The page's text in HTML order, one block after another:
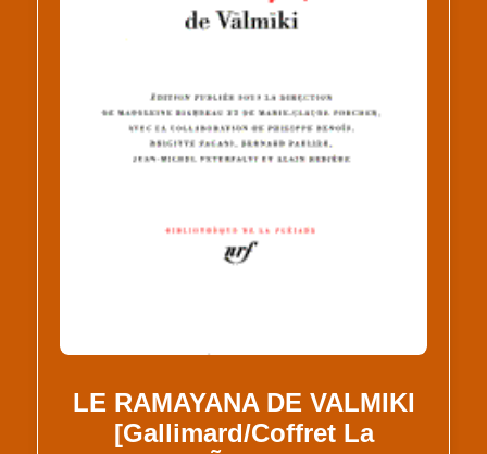
LE RAMAYANA DE VALMIKI
[Gallimard/Coffret La